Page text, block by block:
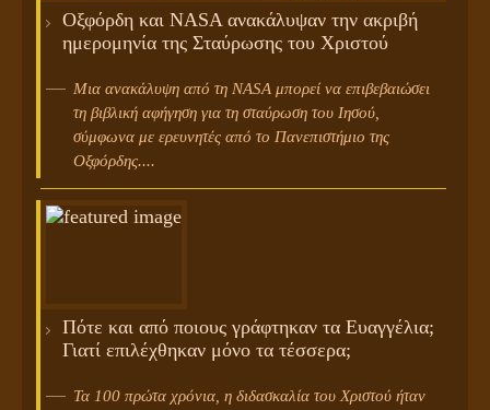
Οξφόρδη και NASA ανακάλυψαν την ακριβή
ημερομηνία της Σταύρωσης του Χριστού
Μια ανακάλυψη από τη NASA μπορεί να επιβεβαιώσει
τη βιβλική αφήγηση για τη σταύρωση του Ιησού,
σύμφωνα με ερευνητές από το Πανεπιστήμιο της
Οξφόρδης....
Πότε και από ποιους γράφτηκαν τα Ευαγγέλια;
Γιατί επιλέχθηκαν μόνο τα τέσσερα;
Τα 100 πρώτα χρόνια, η διδασκαλία του Χριστού ήταν